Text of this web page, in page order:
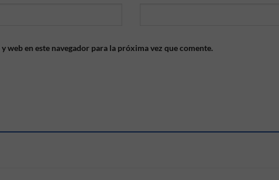
en este navegador para la próxima vez que comente.